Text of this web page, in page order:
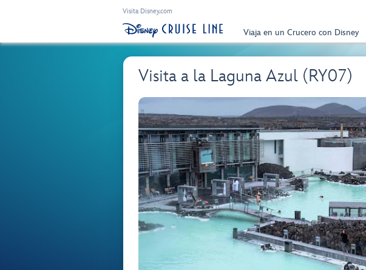
Visita Disney.com
Viaja en un Crucero con Disney
Visita a la Laguna Azul (RY07)